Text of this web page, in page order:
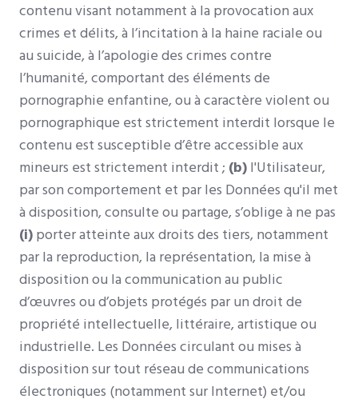
contenu visant notamment à la provocation aux
crimes et délits, à l’incitation à la haine raciale ou
au suicide, à l’apologie des crimes contre
l’humanité, comportant des éléments de
pornographie enfantine, ou à caractère violent ou
pornographique est strictement interdit lorsque le
contenu est susceptible d’être accessible aux
mineurs est strictement interdit ; (b) l'Utilisateur,
par son comportement et par les Données qu'il met
à disposition, consulte ou partage, s’oblige à ne pas
(i) porter atteinte aux droits des tiers, notamment
par la reproduction, la représentation, la mise à
disposition ou la communication au public
d’œuvres ou d’objets protégés par un droit de
propriété intellectuelle, littéraire, artistique ou
industrielle. Les Données circulant ou mises à
disposition sur tout réseau de communications
électroniques (notamment sur Internet) et/ou